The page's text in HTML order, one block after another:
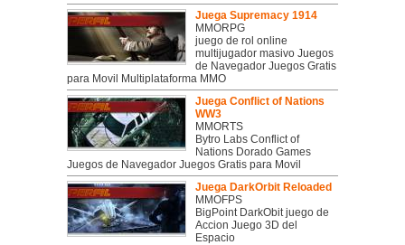
Juega Supremacy 1914
MMORPG
juego de rol online
multijugador masivo Juegos
de Navegador Juegos Gratis
para Movil Multiplataforma MMO
Juega Conflict of Nations
WW3
MMORTS
Bytro Labs Conflict of
Nations Dorado Games
Juegos de Navegador Juegos Gratis para Movil
Juega DarkOrbit Reloaded
MMOFPS
BigPoint DarkObit juego de
Accion Juego 3D del
Espacio